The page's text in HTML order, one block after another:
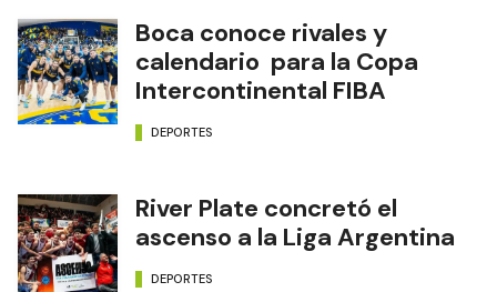
Boca conoce rivales y
calendario para la Copa
Intercontinental FIBA
DEPORTES
River Plate concretó el
ascenso a la Liga Argentina
DEPORTES